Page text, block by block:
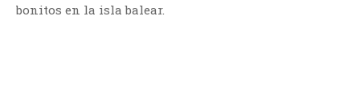
bonitos en la isla balear.